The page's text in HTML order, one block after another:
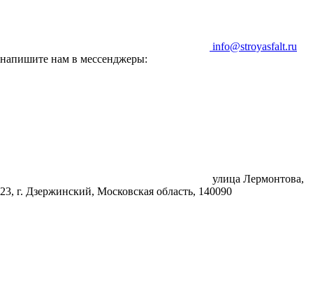
info@stroyasfalt.ru
напишите нам в мессенджеры:
улица Лермонтова,
23, г. Дзержинский, Московская область, 140090